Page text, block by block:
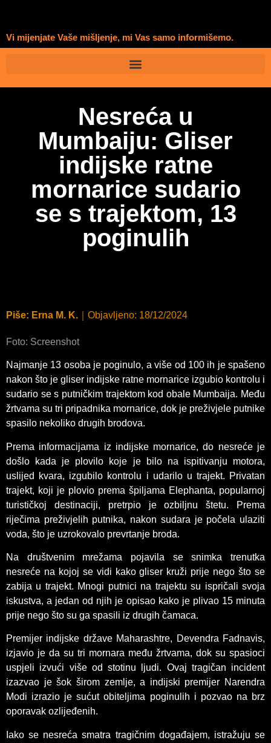
Vi mijenjate Vaše mišljenje, mi Vas samo informišemo.
Nesreća u
Mumbaiju: Gliser
indijske ratne
mornarice sudario
se s trajektom, 13
poginulih
Piše: Erna M. K. Objavljeno: 18/12/2024
Foto: Screenshot
Najmanje 13 osoba je poginulo, a više od 100 ih je spašeno
nakon što je gliser indijske ratne mornarice izgubio kontrolu i
sudario se s putničkim trajektom kod obale Mumbaija. Među
žrtvama su tri pripadnika mornarice, dok je preživjele putnike
spasilo nekoliko drugih brodova.
Prema informacijama iz indijske mornarice, do nesreće je
došlo kada je plovilo koje je bilo na ispitivanju motora,
uslijed kvara, izgubilo kontrolu i udarilo u trajekt. Privatan
trajekt, koji je plovio prema špiljama Elephanta, popularnoj
turističkoj destinaciji, pretrpio je ozbiljnu štetu. Prema
riječima preživjelih putnika, nakon sudara je počela ulaziti
voda, što je uzrokovalo prevrtanje broda.
Na društvenim mrežama pojavila se snimka trenutka
nesreće na kojoj se vidi kako gliser kruži prije nego što se
zabija u trajekt. Mnogi putnici na trajektu su ispričali svoja
iskustva, a jedan od njih je opisao kako je plivao 15 minuta
prije nego što su ga spasili iz drugih čamaca.
Premijer indijske države Maharashtre, Devendra Fadnavis,
izjavio je da su tri mornara među žrtvama, dok su spasioci
uspjeli izvući više od stotinu ljudi. Ovaj tragičan incident
izazvao je šok širom zemlje, a indijski premijer Narendra
Modi izrazio je sućut obiteljima poginulih i pozvao na brz
oporavak ozlijeđenih.
Iako se nesreća smatra tragičnim događajem, istražuju se